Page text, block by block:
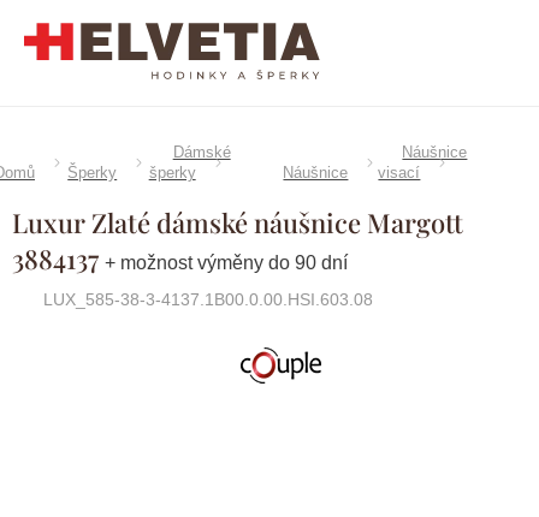
Šperky
Dámské
šperky
Náušnice
Náušnice
visací
Luxur Zlaté dámské náušnice Margott
3884137 + možnost výměny do 90 dní
LUX_585-38-3-4137.1B00.0.00.HSI.603.08
Značka:Couple